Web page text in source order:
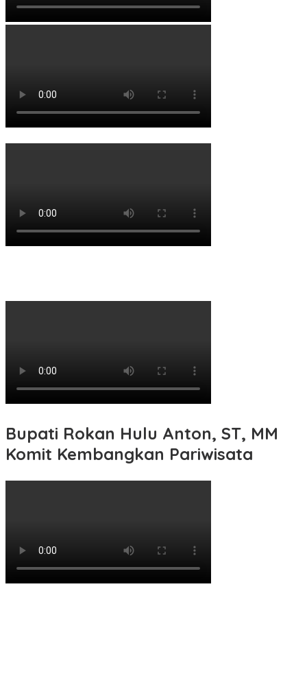
Bupati Rokan Hulu Anton, ST, MM
Komit Kembangkan Pariwisata